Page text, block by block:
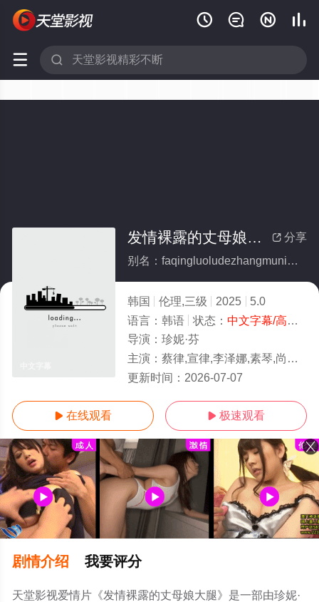
   
 
 分享
发情裸露的丈母娘大腿
别名：faqingluoludezhangmuniangdatui
韩国 伦理,三级 2025
5.0
语言： 韩语 状态： 中文字幕/高清
导演： 珍妮·芬
主演： 蔡律,宣律,李泽娜,素琴,尚宇,汤米,宇烈,韩承俊
更新时间： 2026-07-07
 在线观看  极速观看
剧情介绍 我要评分
天堂影视爱情片《发情裸露的丈母娘大腿》是一部由珍妮·